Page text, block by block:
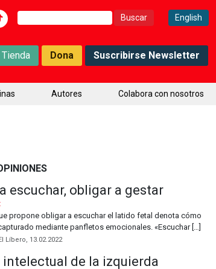
Buscar: English
Tienda Dona Suscribirse Newsletter
Autores Colabora con nosotros
escuchar, obligar a gestar
propone obligar a escuchar el latido fetal denota cómo
mediante panfletos emocionales. «Escuchar […]
Líbero, 13.02.2022
intelectual de la izquierda